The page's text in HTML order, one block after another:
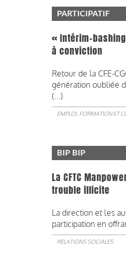
PARTICIPATIF
« Intérim-
à conviction
Retour de la CFE-
génération oubliée
(...)
EMPLOI, FORMATION ET
BIP BIP
La CFTC
trouble illicite
La direction et les
participation en
RELATIONS SOCIALES